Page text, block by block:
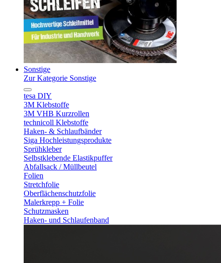
Sonstige
Zur Kategorie Sonstige
tesa DIY
3M Klebstoffe
3M VHB Kurzrollen
technicoll Klebstoffe
Haken- & Schlaufbänder
Siga Hochleistungsprodukte
Sprühkleber
Selbstklebende Elastikpuffer
Abfallsack / Müllbeutel
Folien
Stretchfolie
Oberflächenschutzfolie
Malerkrepp + Folie
Schutzmasken
Haken- und Schlaufenband